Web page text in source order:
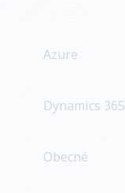
Azure
Dynamics 365
Obecné